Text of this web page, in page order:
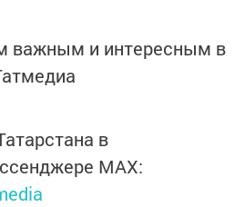
важным и интересным в
в
MАХ: